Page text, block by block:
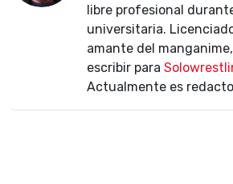
libre profesional
universitaria.
amante del
escribir para
Actualmente es